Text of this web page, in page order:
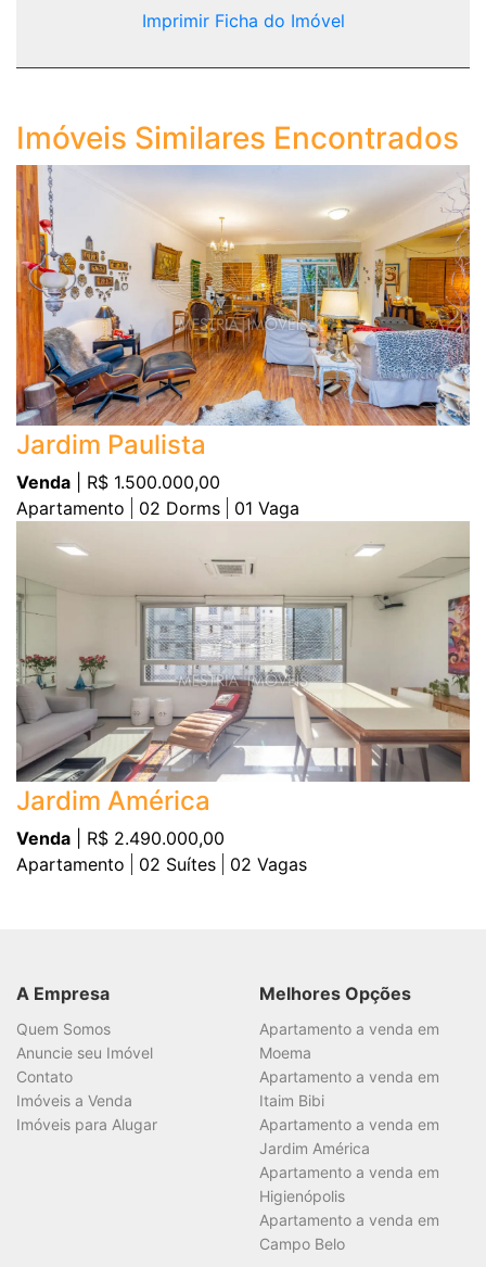
Imprimir Ficha do Imóvel
Imóveis Similares Encontrados
Jardim Paulista
Venda | R$ 1.500.000,00
Apartamento
02 Dorms 01 Vaga
Jardim América
Venda | R$ 2.490.000,00
Apartamento
02 Suítes 02 Vagas
A Empresa
Quem Somos
Anuncie seu Imóvel
Contato
Imóveis a Venda
Imóveis para Alugar
Melhores Opções
Apartamento a venda em
Moema
Apartamento a venda em
Itaim Bibi
Apartamento a venda em
Jardim América
Apartamento a venda em
Higienópolis
Apartamento a venda em
Campo Belo